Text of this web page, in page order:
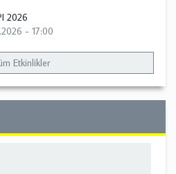
2026
- 17:00
Etkinlikler